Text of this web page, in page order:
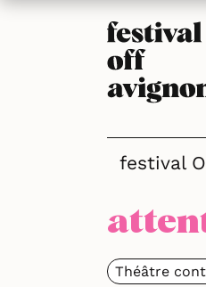
festival
Théâtre